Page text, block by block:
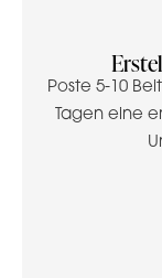
Poste 5-10
Tagen eine